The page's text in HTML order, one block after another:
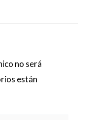
no será
están